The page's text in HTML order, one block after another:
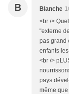
B Blanche
<br />
"externe
pas grand
enfants
<br />
pays
même